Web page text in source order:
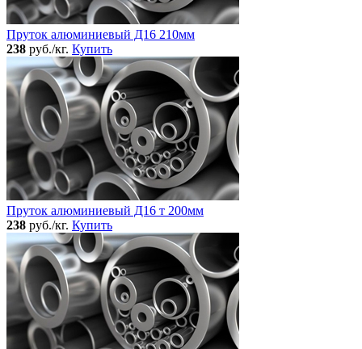
Пруток алюминиевый Д16 210мм
238 руб./кг. Купить
Пруток алюминиевый Д16 т 200мм
238 руб./кг. Купить